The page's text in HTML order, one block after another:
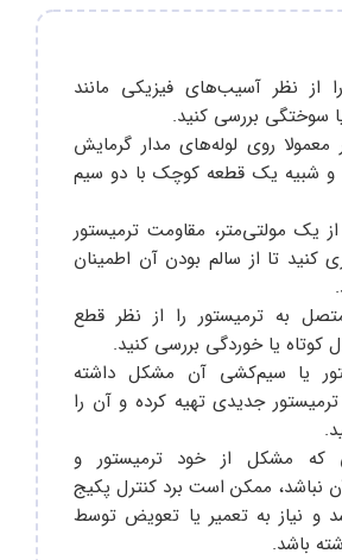
از نظر آسیب‌های فیزیکی مانند
سوختگی بررسی کنید.
روی لوله‌های مدار گرمایش
شبیه یک قطعه کوچک با دو سیم
از یک مولتی‌متر، مقاومت ترمیستور
کنید تا از سالم بودن آن اطمینان
به ترمیستور را از نظر قطع
کوتاه یا خوردگی بررسی کنید.
یا سیم‌کشی آن مشکل داشته
ترمیستور جدیدی تهیه کرده و آن را
که مشکل از خود ترمیستور و
نباشد، ممکن است برد کنترل پکیج
و نیاز به تعمیر یا تعویض توسط
باشد.